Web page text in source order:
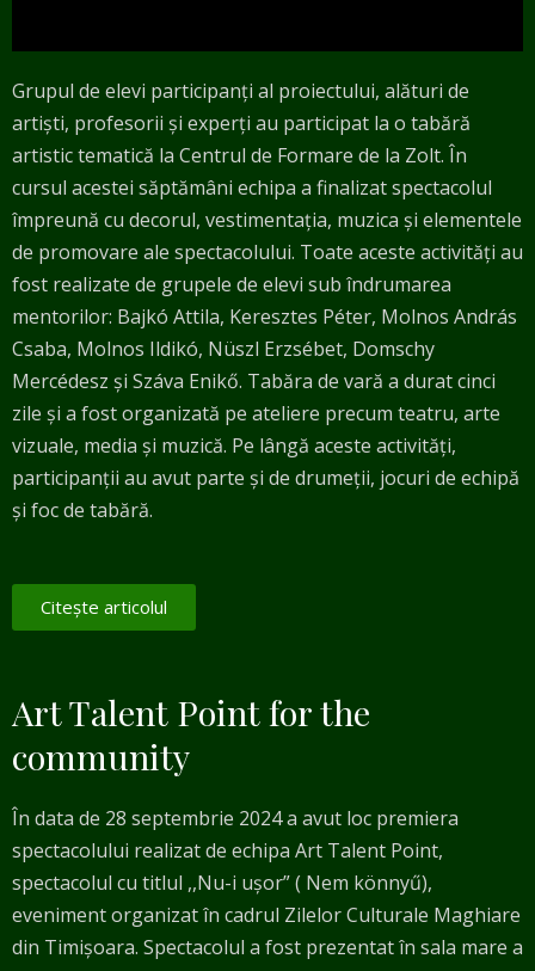
Grupul de elevi participanți al proiectului, alături de
artiști, profesorii și experți au participat la o tabără
artistic tematică la Centrul de Formare de la Zolt. În
cursul acestei săptămâni echipa a finalizat spectacolul
împreună cu decorul, vestimentația, muzica și elementele
de promovare ale spectacolului. Toate aceste activități au
fost realizate de grupele de elevi sub îndrumarea
mentorilor: Bajkó Attila, Keresztes Péter, Molnos András
Csaba, Molnos Ildikó, Nüszl Erzsébet, Domschy
Mercédesz și Száva Enikő. Tabăra de vară a durat cinci
zile și a fost organizată pe ateliere precum teatru, arte
vizuale, media și muzică. Pe lângă aceste activități,
participanții au avut parte și de drumeții, jocuri de echipă
și foc de tabără.
Citește articolul
Art Talent Point for the
community
În data de 28 septembrie 2024 a avut loc premiera
spectacolului realizat de echipa Art Talent Point,
spectacolul cu titlul ,,Nu-i ușor” ( Nem könnyű),
eveniment organizat în cadrul Zilelor Culturale Maghiare
din Timișoara. Spectacolul a fost prezentat în sala mare a